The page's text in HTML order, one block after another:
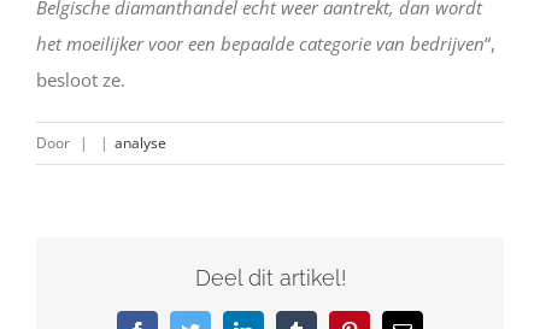
Belgische diamanthandel echt weer aantrekt, dan wordt
het moeilijker voor een bepaalde categorie van bedrijven“,
besloot ze.
Door | | analyse
Deel dit artikel!